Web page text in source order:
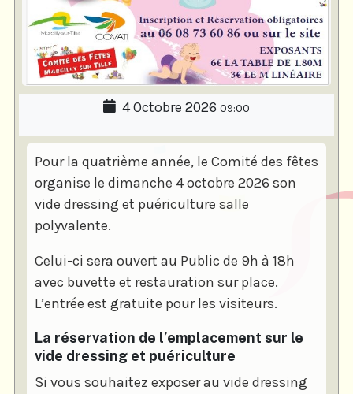
4 Octobre 2026 09:00
Pour la quatrième année, le Comité des fêtes
organise le dimanche 4 octobre 2026 son
vide dressing et puériculture salle
polyvalente.
Celui-ci sera ouvert au Public de 9h à 18h
avec buvette et restauration sur place.
L’entrée est gratuite pour les visiteurs.
La réservation de l’emplacement sur le
vide dressing et puériculture
Si vous souhaitez exposer au vide dressing